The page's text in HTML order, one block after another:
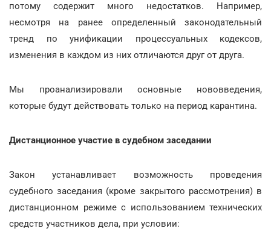
потому содержит много недостатков. Например,
несмотря на ранее определенный законодательный
тренд по унификации процессуальных кодексов,
изменения в каждом из них отличаются друг от друга.
Мы проанализировали основные нововведения,
которые будут действовать только на период карантина.
Дистанционное участие в судебном заседании
Закон устанавливает возможность проведения
судебного заседания (кроме закрытого рассмотрения) в
дистанционном режиме с использованием технических
средств участников дела, при условии: